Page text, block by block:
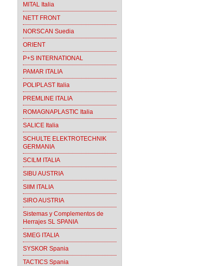
MITAL Italia
NETT FRONT
NORSCAN Suedia
ORIENT
P+S INTERNATIONAL
PAMAR ITALIA
POLIPLAST Italia
PREMLINE ITALIA
ROMAGNAPLASTIC Italia
SALICE Italia
SCHULTE ELEKTROTECHNIK
GERMANIA
SCILM ITALIA
SIBU AUSTRIA
SIIM ITALIA
SIRO AUSTRIA
Sistemas y Complementos de
Herrajes SL SPANIA
SMEG ITALIA
SYSKOR Spania
TACTICS Spania